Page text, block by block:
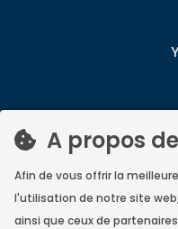
A propos
Afin de vous offrir la
l'utilisation de notre site
ainsi que ceux de